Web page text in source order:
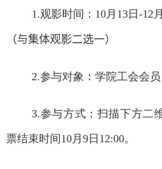
1.观影时间： 10月 13 日-12
（与集体观影二选一）
2.参与对象：学院工会会员
3.参与方式： 扫描下方二
票结束时间 10月 9 日 12:00。